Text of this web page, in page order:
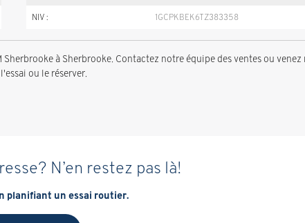
NIV : 1GCPKBEK6TZ383358
à Sherbrooke. Contactez notre équipe des ventes ou venez
ou le réserver.
N’en restez pas là!
planifiant un essai routier.